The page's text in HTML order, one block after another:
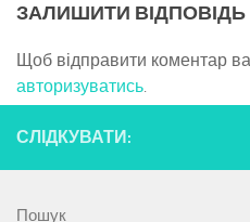
ЗАЛИШИТИ ВІДПОВІДЬ
Щоб відправити коментар
авторизуватись.
СЛІДКУВАТИ:
Пошук